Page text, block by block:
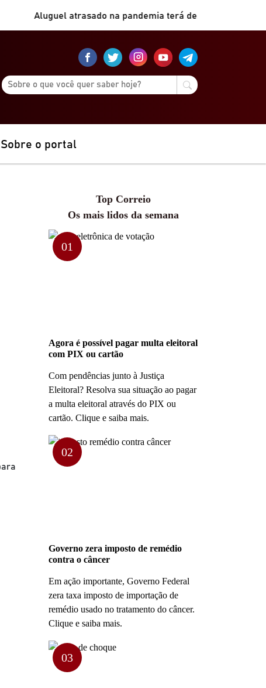
Aluguel atrasado na pandemia terá desconto de 50%
Sobre o portal
Top Correio
Os mais lidos da semana
01
Agora é possível pagar multa eleitoral
com PIX ou cartão
Com pendências junto à Justiça
Eleitoral? Resolva sua situação ao pagar
a multa eleitoral através do PIX ou
cartão. Clique e saiba mais.
02
Governo zera imposto de remédio
contra o câncer
Em ação importante, Governo Federal
zera taxa imposto de importação de
remédio usado no tratamento do câncer.
Clique e saiba mais.
03